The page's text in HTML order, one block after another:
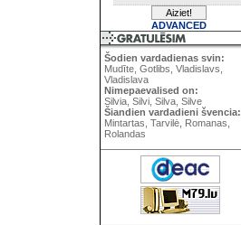
ADVANCED
Šodien vardadienas svin:
Mudīte, Gotlibs, Vladislavs,
Vladislava
Nimepaevalised on:
Silvia, Silvi, Silva, Silve
Šiandien vardadieni švencia:
Mintartas, Tarvilė, Romanas,
Rolandas